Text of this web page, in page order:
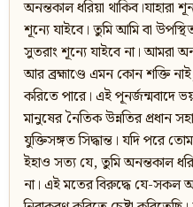
অনন্তকাল ধরিয়া থাকিব।যাহারা
শূন্যে যাইবে। তুমি আমি বা
সুতরাং শূন্যে যাইবে না। আমরা
আর ব্রহ্মাণ্ডে এমন কোন শক্তি
করিতে পারে। এই পূনর্জন্মবাদে
মানুষের নৈতিক উন্নতির প্রধান
যুক্তিসঙ্গত সিদ্ধান্ত। যদি পরে
ইহাও সত্য যে, তুমি অনন্তকাল
না। এই মতের বিরুদ্ধে যে-সকল